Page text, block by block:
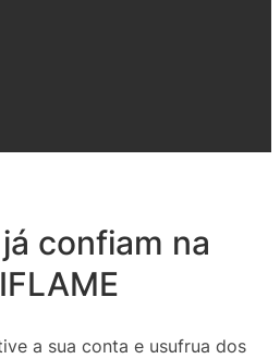
confiam na
a sua conta e usufrua dos